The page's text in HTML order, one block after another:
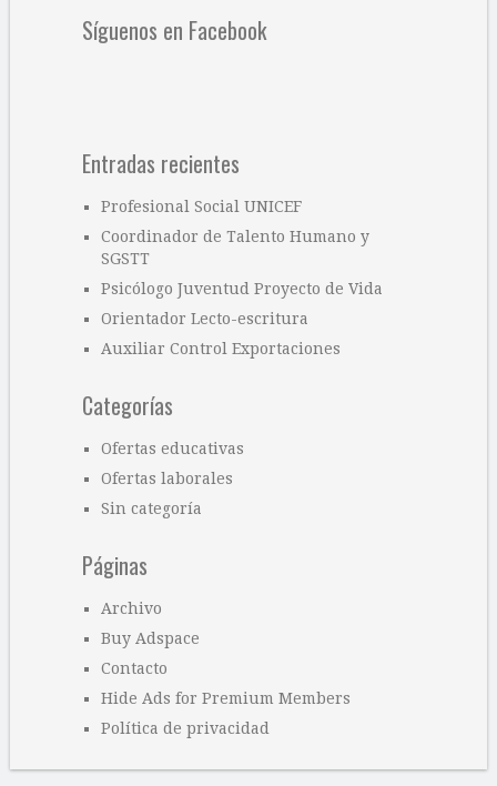
Síguenos en Facebook
Entradas recientes
Profesional Social UNICEF
Coordinador de Talento Humano y
SGSTT
Psicólogo Juventud Proyecto de Vida
Orientador Lecto-escritura
Auxiliar Control Exportaciones
Categorías
Ofertas educativas
Ofertas laborales
Sin categoría
Páginas
Archivo
Buy Adspace
Contacto
Hide Ads for Premium Members
Política de privacidad